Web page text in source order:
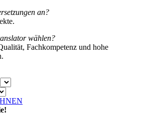
an?
wählen?
Fachkompetenz und hohe